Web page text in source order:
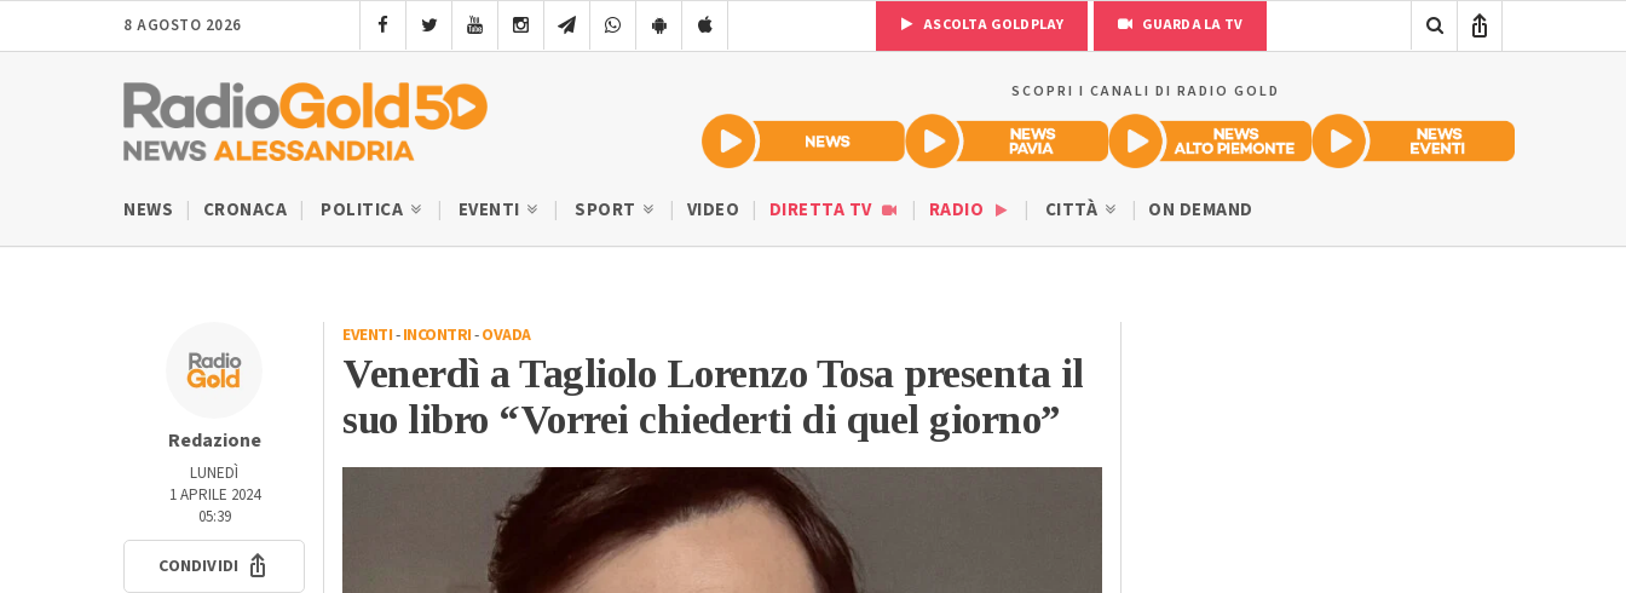
8 AGOSTO 2026 ASCOLTA GOLDPLAY GUARDA LA TV
SCOPRI I CANALI DI RADIO GOLD
NEWS CRONACA POLITICA EVENTI SPORT VIDEO DIRETTA TV RADIO CITTÀ ON DEMAND
Redazione
LUNEDÌ
1 APRILE 2024
05:39
CONDIVIDI
EVENTI-INCONTRI-OVADA
Venerdì a Tagliolo Lorenzo Tosa presenta il
suo libro “Vorrei chiederti di quel giorno”